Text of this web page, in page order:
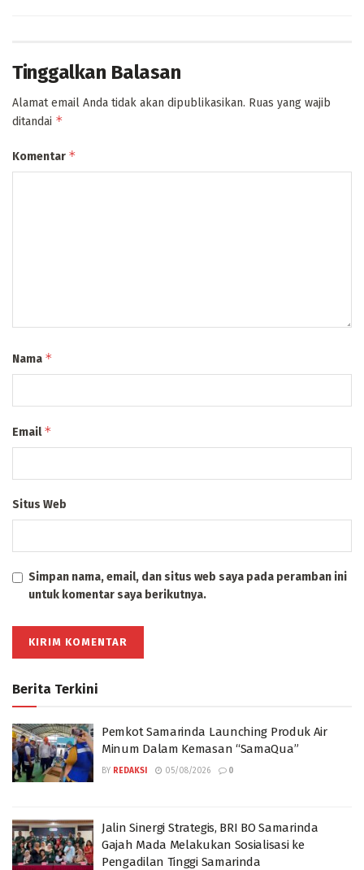
Tinggalkan Balasan
Alamat email Anda tidak akan dipublikasikan. Ruas yang wajib
ditandai *
Komentar *
Nama *
Email*
Situs Web
Simpan nama, email, dan situs web saya pada peramban ini
untuk komentar saya berikutnya.
Berita Terkini
Pemkot Samarinda Launching Produk Air
Minum Dalam Kemasan “SamaQua”
BY REDAKSI 05/08/2026 0
Jalin Sinergi Strategis, BRI BO Samarinda
Gajah Mada Melakukan Sosialisasi ke
Pengadilan Tinggi Samarinda